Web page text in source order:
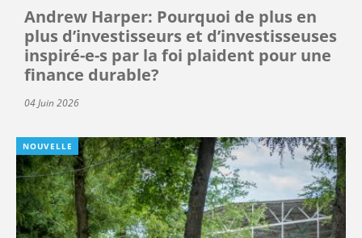
Andrew Harper: Pourquoi de plus en
plus d’investisseurs et d’investisseuses
inspiré-e-s par la foi plaident pour une
finance durable?
04 Juin 2026
NOUVELLE